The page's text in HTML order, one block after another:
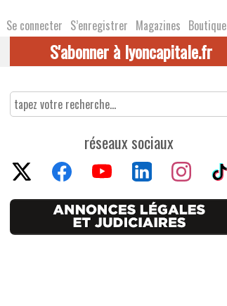
Se connecter S’enregistrer Magazines Boutique
S'abonner à lyoncapitale.fr
réseaux sociaux